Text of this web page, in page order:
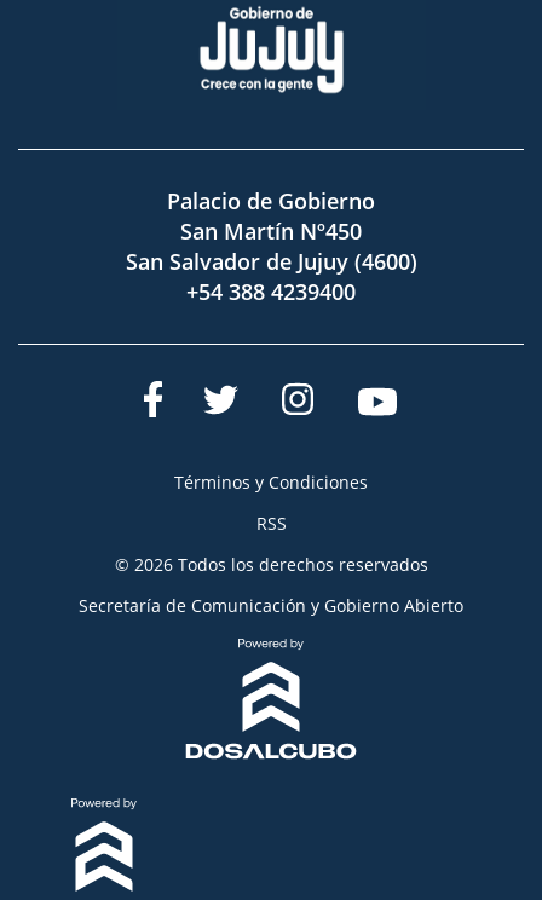
Palacio de Gobierno
San Martín Nº450
San Salvador de Jujuy (4600)
+54 388 4239400
Términos y Condiciones
RSS
© 2026 Todos los derechos reservados
Secretaría de Comunicación y Gobierno Abierto